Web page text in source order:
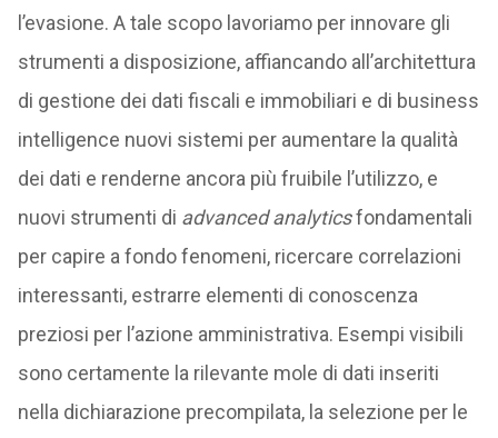
l’evasione. A tale scopo lavoriamo per innovare gli
strumenti a disposizione, affiancando all’architettura
di gestione dei dati fiscali e immobiliari e di business
intelligence nuovi sistemi per aumentare la qualità
dei dati e renderne ancora più fruibile l’utilizzo, e
nuovi strumenti di advanced analyticsfondamentali
per capire a fondo fenomeni, ricercare correlazioni
interessanti, estrarre elementi di conoscenza
preziosi per l’azione amministrativa. Esempi visibili
sono certamente la rilevante mole di dati inseriti
nella dichiarazione precompilata, la selezione per le